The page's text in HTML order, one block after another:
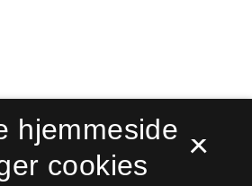
for sprog- og
×
hjemmeside
cookies